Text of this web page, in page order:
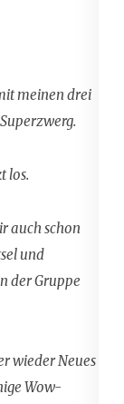
meinen drei
los.
auch schon
und
der Gruppe
wieder Neues
Wow-